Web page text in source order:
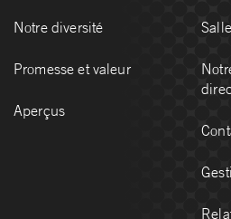
Notre diversité
Promesse et valeur
Aperçus